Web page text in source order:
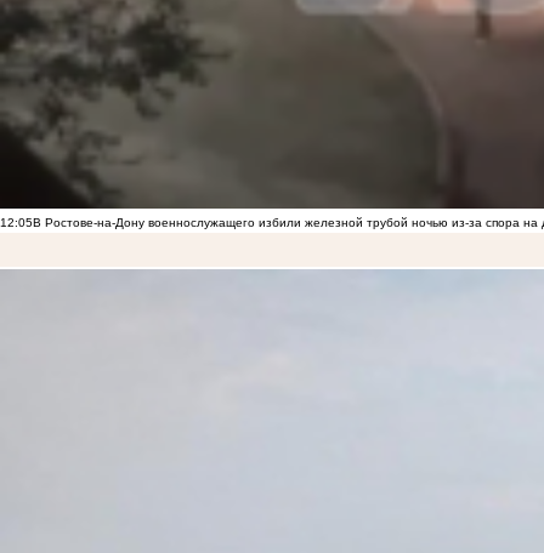
12:05В Ростове-на-Дону военнослужащего избили железной трубой ночью из-за спора на